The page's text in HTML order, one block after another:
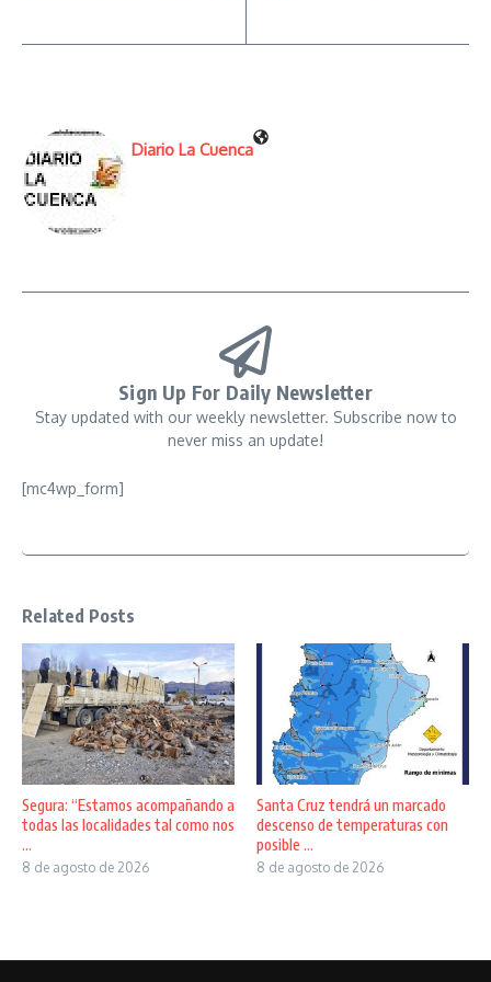
Diario La Cuenca
Sign Up For Daily Newsletter
Stay updated with our weekly newsletter. Subscribe now to
never miss an update!
[mc4wp_form]
Related Posts
Segura: “Estamos acompañando a
todas las localidades tal como nos
...
8 de agosto de 2026
Santa Cruz tendrá un marcado
descenso de temperaturas con
posible ...
8 de agosto de 2026